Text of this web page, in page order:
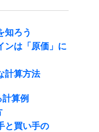
知ろう
ンは​「原価」に​
計算方​法
算例
と​買い手の​